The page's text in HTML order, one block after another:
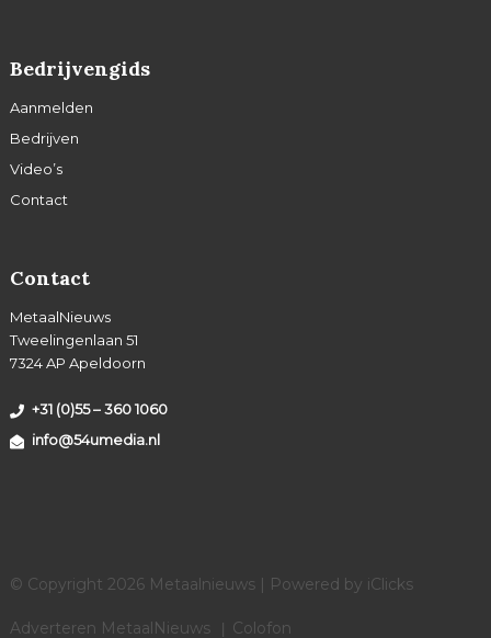
Bedrijvengids
Aanmelden
Bedrijven
Video’s
Contact
Contact
MetaalNieuws
Tweelingenlaan 51
7324 AP Apeldoorn
+31 (0)55 – 360 1060
info@54umedia.nl
© Copyright 2026 Metaalnieuws | Powered by iClicks
Adverteren MetaalNieuws Colofon